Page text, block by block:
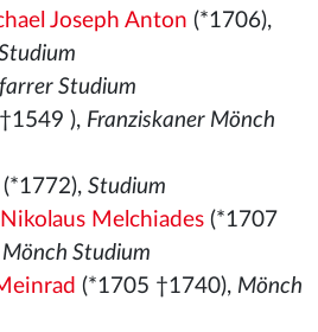
Joseph Anton (*1706),
Studium
), Franziskaner Mönch
(*1772), Studium
Melchiades(*1707
Studium
(*1705 †1740), Mönch